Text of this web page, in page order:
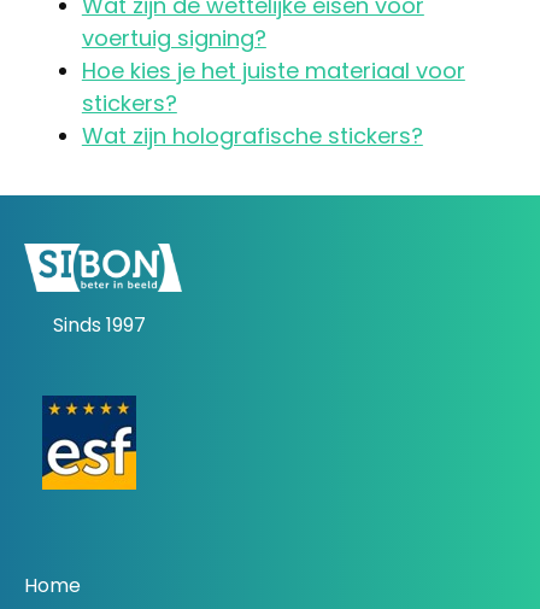
voertuig signing?
Hoe kies je het juiste materiaal voor
stickers?
Wat zijn holografische stickers?
Sinds 1997
Home